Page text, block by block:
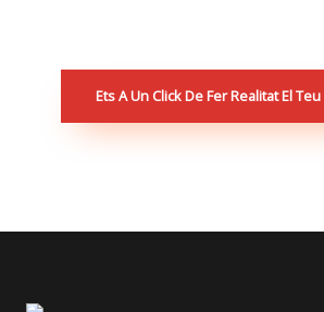
Ets A Un Click De Fer Realitat El